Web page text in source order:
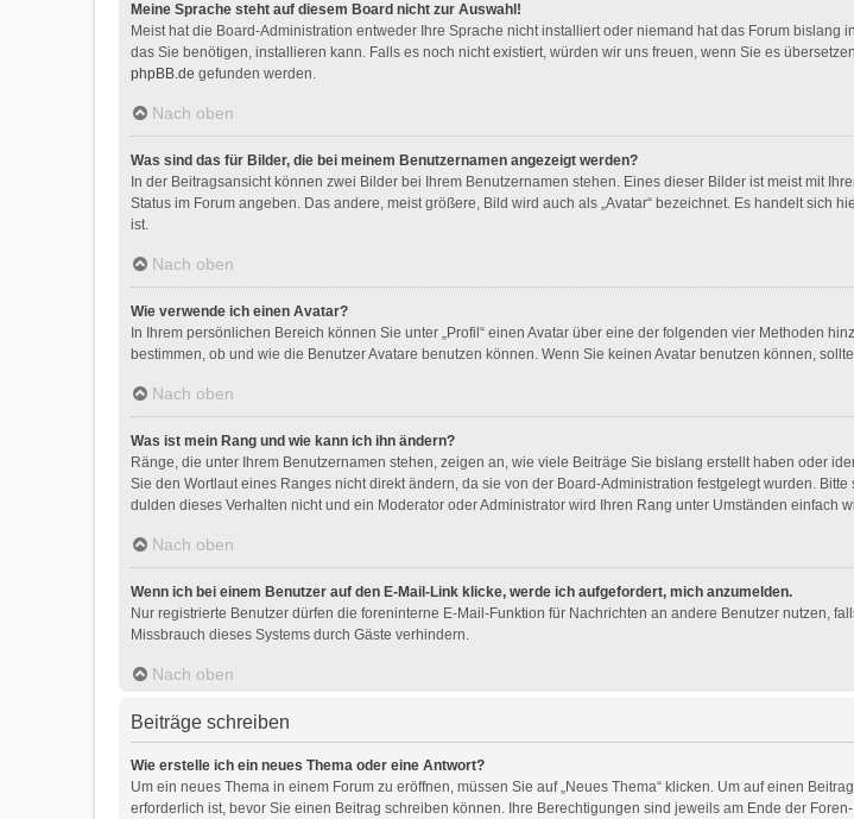
Meine Sprache steht auf diesem Board nicht zur Auswahl!
Meist hat die Board-Administration entweder Ihre Sprache nicht installiert oder niemand hat das Forum
das Sie benötigen, installieren kann. Falls es noch nicht existiert, würden wir uns freuen, wenn Sie es
phpBB.de gefunden werden.
Nach oben
Was sind das für Bilder, die bei meinem Benutzernamen angezeigt werden?
In der Beitragsansicht können zwei Bilder bei Ihrem Benutzernamen stehen. Eines dieser Bilder ist meist mit
Status im Forum angeben. Das andere, meist größere, Bild wird auch als „Avatar“ bezeichnet. Es handelt
ist.
Nach oben
Wie verwende ich einen Avatar?
In Ihrem persönlichen Bereich können Sie unter „Profil“ einen Avatar über eine der folgenden vier Methoden
bestimmen, ob und wie die Benutzer Avatare benutzen können. Wenn Sie keinen Avatar benutzen können,
Nach oben
Was ist mein Rang und wie kann ich ihn ändern?
Ränge, die unter Ihrem Benutzernamen stehen, zeigen an, wie viele Beiträge Sie bislang erstellt haben oder
Sie den Wortlaut eines Ranges nicht direkt ändern, da sie von der Board-Administration festgelegt wurden.
dulden dieses Verhalten nicht und ein Moderator oder Administrator wird Ihren Rang unter Umständen einfach
Nach oben
Wenn ich bei einem Benutzer auf den E-Mail-Link klicke, werde ich aufgefordert, mich anzumelden.
Nur registrierte Benutzer dürfen die foreninterne E-Mail-Funktion für Nachrichten an andere Benutzer nutzen,
Missbrauch dieses Systems durch Gäste verhindern.
Nach oben
Beiträge schreiben
Wie erstelle ich ein neues Thema oder eine Antwort?
Um ein neues Thema in einem Forum zu eröffnen, müssen Sie auf „Neues Thema“ klicken. Um auf einen
erforderlich ist, bevor Sie einen Beitrag schreiben können. Ihre Berechtigungen sind jeweils am Ende der